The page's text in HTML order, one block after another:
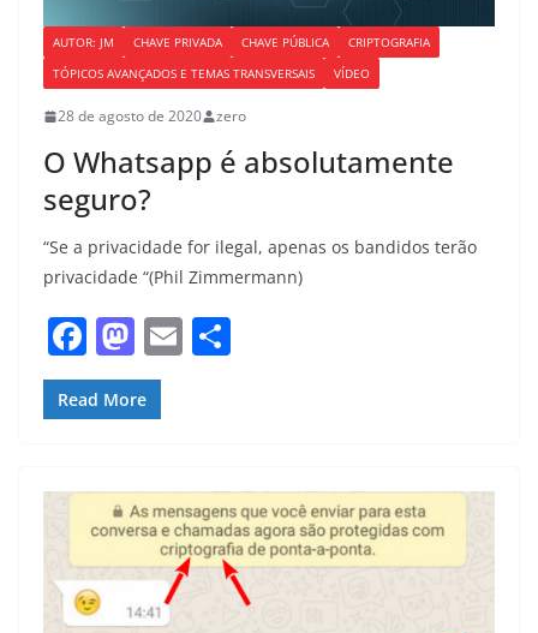
AUTOR: JM CHAVE PRIVADA CHAVE PÚBLICA
CRIPTOGRAFIA
TÓPICOS AVANÇADOS E TEMAS TRANSVERSAIS
VÍDEO
28 de agosto de 2020 zero
O Whatsapp é absolutamente
seguro?
“Se a privacidade for ilegal, apenas os bandidos terão
privacidade “(Phil Zimmermann)
F
a
c
b
o
o
k
M
a
st
d
o
n
E
Read More